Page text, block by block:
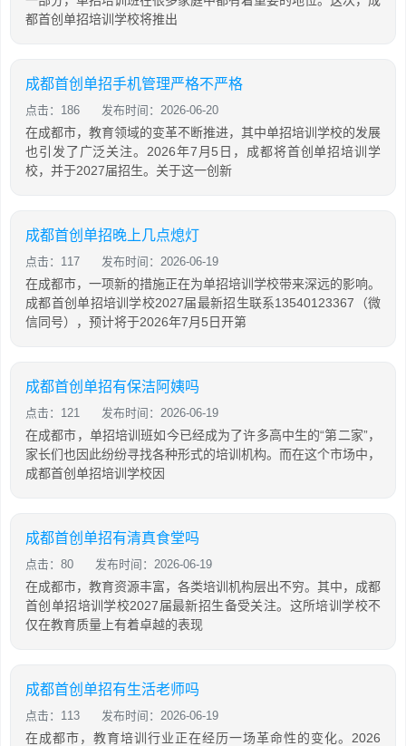
都首创单招培训学校将推出
成都首创单招手机管理严格不严格
点击：186 发布时间：2026-06-20
在成都市，教育领域的变革不断推进，其中单招培训学校的发展
也引发了广泛关注。2026年7月5日，成都将首创单招培训学
校，并于2027届招生。关于这一创新
成都首创单招晚上几点熄灯
点击：117 发布时间：2026-06-19
在成都市，一项新的措施正在为单招培训学校带来深远的影响。
成都首创单招培训学校2027届最新招生联系13540123367（微
信同号），预计将于2026年7月5日开第
成都首创单招有保洁阿姨吗
点击：121 发布时间：2026-06-19
在成都市，单招培训班如今已经成为了许多高中生的“第二家”，
家长们也因此纷纷寻找各种形式的培训机构。而在这个市场中，
成都首创单招培训学校因
成都首创单招有清真食堂吗
点击：80 发布时间：2026-06-19
在成都市，教育资源丰富，各类培训机构层出不穷。其中，成都
首创单招培训学校2027届最新招生备受关注。这所培训学校不
仅在教育质量上有着卓越的表现
成都首创单招有生活老师吗
点击：113 发布时间：2026-06-19
在成都市，教育培训行业正在经历一场革命性的变化。2026